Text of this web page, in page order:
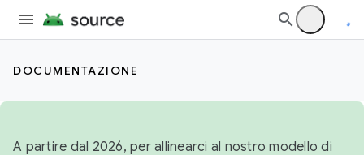
DOCUMENTAZIONE
A partire dal 2026, per allinearci al nostro modello di